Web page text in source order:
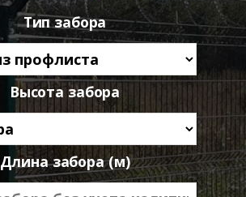
Тип забора
Высота забора
Длина забора (м)